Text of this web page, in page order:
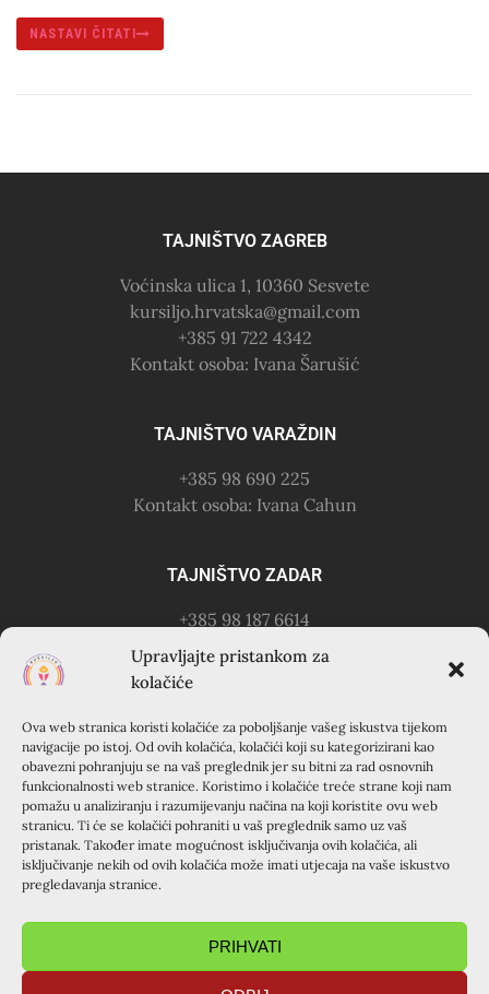
Upravljajte pristankom za
kolačiće
Ova web stranica koristi kolačiće za poboljšanje vašeg iskustva tijekom
navigacije po istoj. Od ovih kolačića, kolačići koji su kategorizirani kao
obavezni pohranjuju se na vaš preglednik jer su bitni za rad osnovnih
funkcionalnosti web stranice. Koristimo i kolačiće treće strane koji nam
pomažu u analiziranju i razumijevanju načina na koji koristite ovu web
stranicu. Ti će se kolačići pohraniti u vaš preglednik samo uz vaš
pristanak. Također imate mogućnost isključivanja ovih kolačića, ali
isključivanje nekih od ovih kolačića može imati utjecaja na vaše iskustvo
pregledavanja stranice.
PRIHVATI
NASTAVI ČITATI
TAJNIŠTVO ZAGREB
Voćinska ulica 1, 10360 Sesvete
kursiljo.hrvatska@gmail.com
+385 91 722 4342
Kontakt osoba: Ivana Šarušić
TAJNIŠTVO VARAŽDIN
+385 98 690 225
Kontakt osoba: Ivana Cahun
TAJNIŠTVO ZADAR
+385 98 187 6614
Kontakt osoba: Ružica Anušić
– zvati utorkom 18-21h
KURSILJO KRAPANJ
KRAPANJ, kuća EMAUS (Franjevački samostan), 22000
Šibenik, Hrvatska
+385 22 351 830